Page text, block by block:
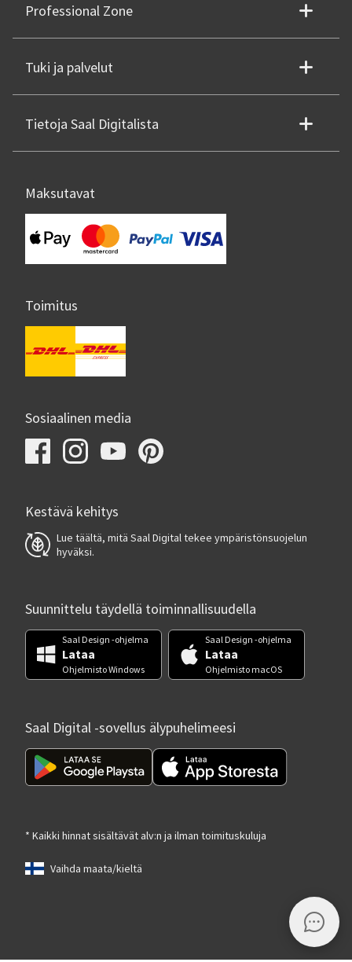
Professional Zone
Tuki ja palvelut
Tietoja Saal Digitalista
Maksutavat
Toimitus
Sosiaalinen media
Kestävä kehitys
Lue täältä, mitä Saal Digital tekee ympäristönsuojelun
hyväksi.
Suunnittelu täydellä toiminnallisuudella
Saal Design -ohjelma
Lataa
Ohjelmisto Windows
Saal Design -ohjelma
Lataa
Ohjelmisto macOS
Saal Digital -sovellus älypuhelimeesi
* Kaikki hinnat sisältävät alv:n ja ilman toimituskuluja
Vaihda maata/kieltä